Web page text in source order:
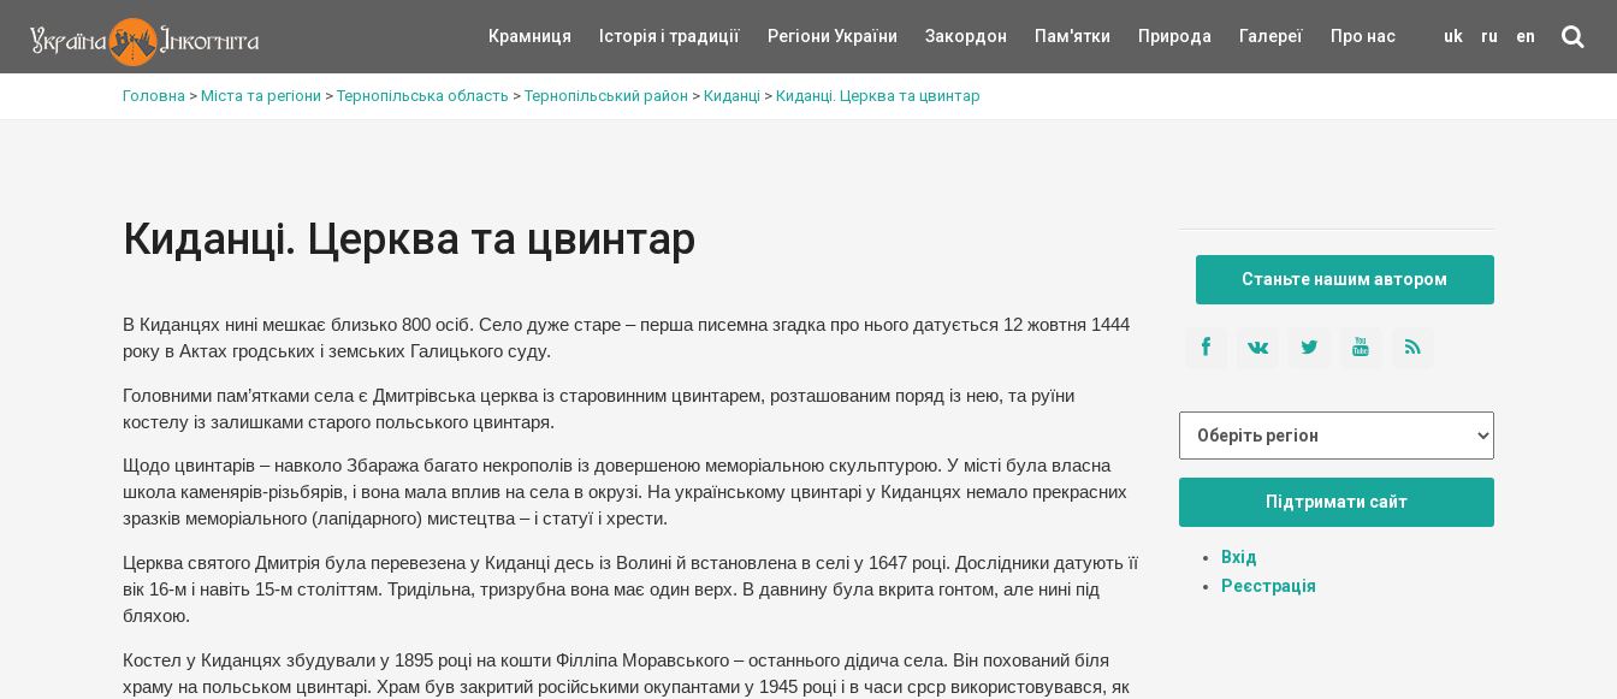
uk ru en
Крамниця Історія і традиції Регіони України Закордон Пам'ятки Природа Галереї Про нас
Головна > Міста та регіони >Тернопільська область >Тернопільський район > Киданці > Киданці. Церква та цвинтар
Киданці. Церква та цвинтар
В Киданцях нині мешкає близько 800 осіб. Село дуже старе – перша писемна згадка про нього датується 12 жовтня 1444
року в Актах гродських і земських Галицького суду.
Головними пам’ятками села є Дмитрівська церква із старовинним цвинтарем, розташованим поряд із нею, та руїни
костелу із залишками старого польського цвинтаря.
Щодо цвинтарів – навколо Збаража багато некрополів із довершеною меморіальною скульптурою. У місті була власна
школа каменярів-різьбярів, і вона мала вплив на села в окрузі. На українському цвинтарі у Киданцях немало прекрасних
зразків меморіального (лапідарного) мистецтва – і статуї і хрести.
Церква святого Дмитрія була перевезена у Киданці десь із Волині й встановлена в селі у 1647 році. Дослідники датують її
вік 16-м і навіть 15-м століттям. Тридільна, тризрубна вона має один верх. В давнину була вкрита гонтом, але нині під
бляхою.
Костел у Киданцях збудували у 1895 році на кошти Філліпа Моравського – останнього дідича села. Він похований біля
храму на польськом цвинтарі. Храм був закритий російськими окупантами у 1945 році і в часи срср використовувався, як
Станьте нашим автором
Підтримати сайт
Вхід
Реєстрація